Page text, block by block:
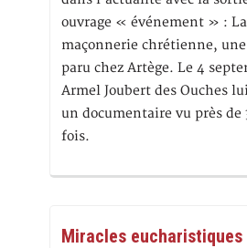
ouvrage « événement » :
maçonnerie chrétienne,
paru chez Artège. Le 4
Armel Joubert des Ouches
un documentaire vu près
fois.
Miracles eucharistiques